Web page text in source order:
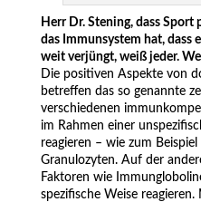
Herr Dr. Stening, dass
das Immunsystem hat, dass
weit verjüngt, weiß jeder.
Die positiven Aspekte von
betreffen das so genannte
verschiedenen
im Rahmen einer
reagieren – wie zum
Granulozyten. Auf der
Faktoren wie
spezifische Weise